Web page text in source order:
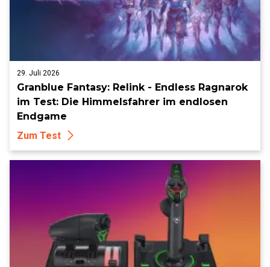
29. Juli 2026
Granblue Fantasy: Relink - Endless Ragnarok
im Test: Die Himmelsfahrer im endlosen
Endgame
Zum Test